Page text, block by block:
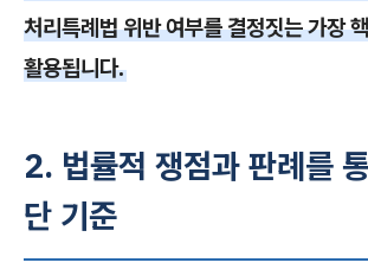
처리특례법 위반 여부를 결정짓는 가장
활용됩니다.
2. 법률적 쟁점과 판례를
단 기준